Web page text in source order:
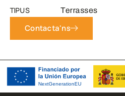
TIPUS Terrasses
Contacta'ns